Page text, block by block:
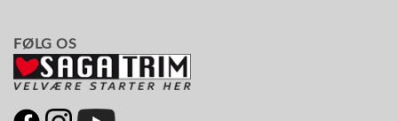
FØLG OS